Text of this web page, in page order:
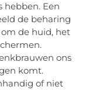
hebben. Een
de beharing
de huid, het
ons
komt.
of niet